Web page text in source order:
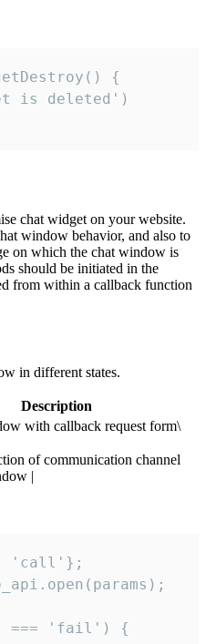
{
is deleted')
chat widget on your website.
window behavior, and also to
on which the chat window is
should be initiated in the
from within a callback function
in different states.
Description
with callback request form\
of communication channel
|
'call'};
=== 'fail') {